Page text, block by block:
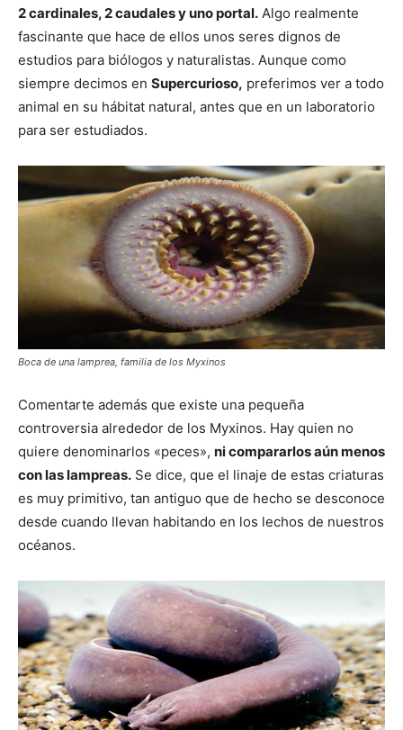
2 cardinales, 2 caudales y uno portal. Algo realmente
fascinante que hace de ellos unos seres dignos de
estudios para biólogos y naturalistas. Aunque como
siempre decimos en Supercurioso, preferimos ver a todo
animal en su hábitat natural, antes que en un laboratorio
para ser estudiados.
Boca de una lamprea, familia de los Myxinos
Comentarte además que existe una pequeña
controversia alrededor de los Myxinos. Hay quien no
quiere denominarlos «peces», ni compararlos aún menos
con las lampreas. Se dice, que el linaje de estas criaturas
es muy primitivo, tan antiguo que de hecho se desconoce
desde cuando llevan habitando en los lechos de nuestros
océanos.